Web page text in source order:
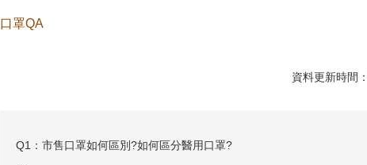
口罩QA
資料更新時間
Q1：市售口罩如何區別?如何區分醫用口罩?